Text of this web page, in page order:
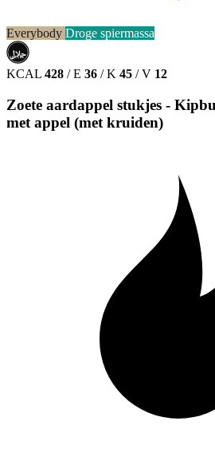
Everybody Droge spiermassa
حلال
HALAL
KCAL 428 / E 36 / K 45 / V 12
Zoete aardappel stukjes -
met appel (met kruiden)